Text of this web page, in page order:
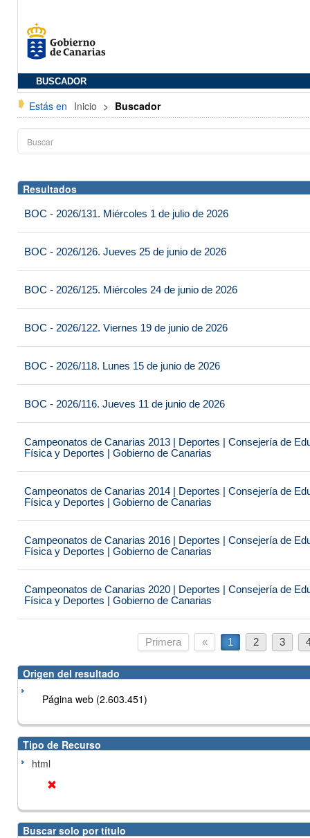
BUSCADOR
Estás en Inicio > Buscador
Resultados
BOC - 2026/131. Miércoles 1 de julio de 2026
BOC - 2026/126. Jueves 25 de junio de 2026
BOC - 2026/125. Miércoles 24 de junio de 2026
BOC - 2026/122. Viernes 19 de junio de 2026
BOC - 2026/118. Lunes 15 de junio de 2026
BOC - 2026/116. Jueves 11 de junio de 2026
Campeonatos de Canarias 2013 | Deportes | Consejería de
Física y Deportes | Gobierno de Canarias
Campeonatos de Canarias 2014 | Deportes | Consejería de
Física y Deportes | Gobierno de Canarias
Campeonatos de Canarias 2016 | Deportes | Consejería de
Física y Deportes | Gobierno de Canarias
Campeonatos de Canarias 2020 | Deportes | Consejería de
Física y Deportes | Gobierno de Canarias
Primera « 1 2 3
Origen del resultado
Página web (2.603.451)
Tipo de Recurso
html
Buscar solo por título